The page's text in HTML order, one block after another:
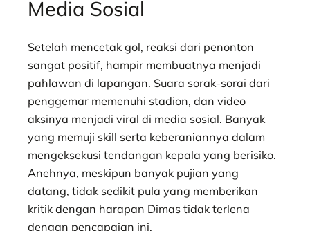
Media Sosial
Setelah mencetak gol, reaksi dari penonton
sangat positif, hampir membuatnya menjadi
pahlawan di lapangan. Suara sorak-sorai dari
penggemar memenuhi stadion, dan video
aksinya menjadi viral di media sosial. Banyak
yang memuji skill serta keberaniannya dalam
mengeksekusi tendangan kepala yang berisiko.
Anehnya, meskipun banyak pujian yang
datang, tidak sedikit pula yang memberikan
kritik dengan harapan Dimas tidak terlena
dengan pencapaian ini.